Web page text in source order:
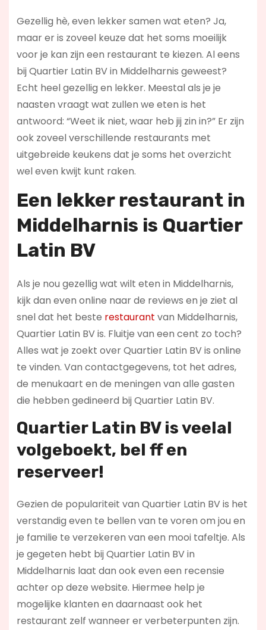
Gezellig hè, even lekker samen wat eten? Ja,
maar er is zoveel keuze dat het soms moeilijk
voor je kan zijn een restaurant te kiezen. Al eens
bij Quartier Latin BV in Middelharnis geweest?
Echt heel gezellig en lekker. Meestal als je je
naasten vraagt wat zullen we eten is het
antwoord: “Weet ik niet, waar heb jij zin in?” Er zijn
ook zoveel verschillende restaurants met
uitgebreide keukens dat je soms het overzicht
wel even kwijt kunt raken.
Een lekker restaurant in
Middelharnis is Quartier
Latin BV
Als je nou gezellig wat wilt eten in Middelharnis,
kijk dan even online naar de reviews en je ziet al
snel dat het beste restaurant van Middelharnis,
Quartier Latin BV is. Fluitje van een cent zo toch?
Alles wat je zoekt over Quartier Latin BV is online
te vinden. Van contactgegevens, tot het adres,
de menukaart en de meningen van alle gasten
die hebben gedineerd bij Quartier Latin BV.
Quartier Latin BV is veelal
volgeboekt, bel ff en
reserveer!
Gezien de populariteit van Quartier Latin BV is het
verstandig even te bellen van te voren om jou en
je familie te verzekeren van een mooi tafeltje. Als
je gegeten hebt bij Quartier Latin BV in
Middelharnis laat dan ook even een recensie
achter op deze website. Hiermee help je
mogelijke klanten en daarnaast ook het
restaurant zelf wanneer er verbeterpunten zijn.